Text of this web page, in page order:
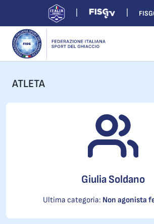
ATLETA
Giulia Soldano
Ultima categoria: Non agonista